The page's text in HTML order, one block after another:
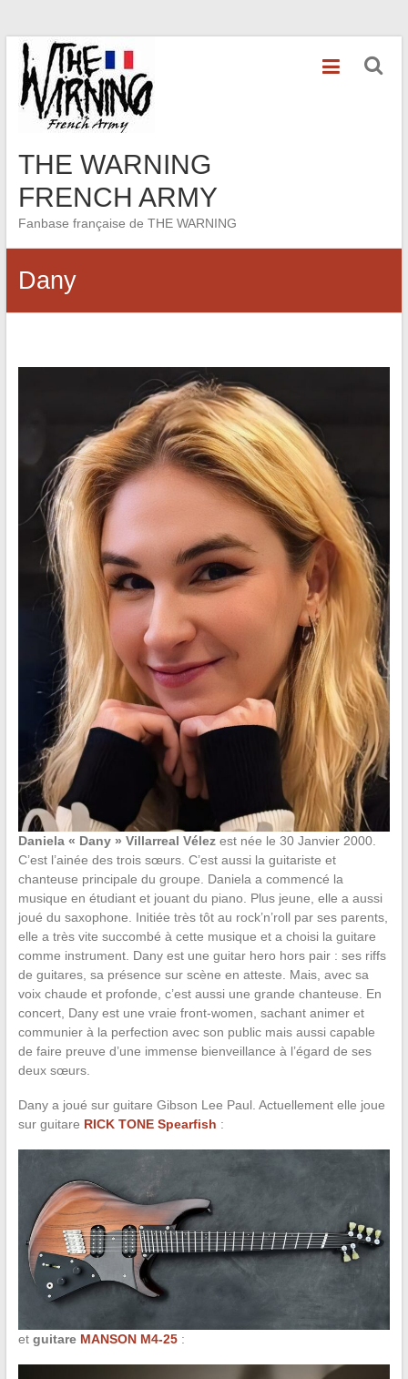
Skip
content
THE WARNING
FRENCH ARMY
Fanbase française de THE WARNING
Dany
Daniela « Dany » Villarreal Vélezest née le 30 Janvier 2000.
C’est l’ainée des trois sœurs. C’est aussi la guitariste et
chanteuse principale du groupe. Daniela a commencé la
musique en étudiant et jouant du piano. Plus jeune, elle a aussi
joué du saxophone. Initiée très tôt au rock’n’roll par ses parents,
elle a très vite succombé à cette musique et a choisi la guitare
comme instrument. Dany est une guitar hero hors pair : ses riffs
de guitares, sa présence sur scène en atteste. Mais, avec sa
voix chaude et profonde, c’est aussi une grande chanteuse. En
concert, Dany est une vraie front-women, sachant animer et
communier à la perfection avec son public mais aussi capable
de faire preuve d’une immense bienveillance à l’égard de ses
deux sœurs.
Dany a joué sur guitare Gibson Lee Paul. Actuellement elle joue
sur guitare RICK TONE Spearfish :
et guitare MANSON M4-25: